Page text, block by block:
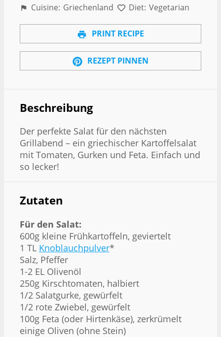
Cuisine: Griechenland Diet: Vegetarian
PRINT RECIPE
REZEPT PINNEN
Beschreibung
Der perfekte Salat für den nächsten
Grillabend – ein griechischer Kartoffelsalat
mit Tomaten, Gurken und Feta. Einfach und
so lecker!
Zutaten
Für den Salat:
600g kleine Frühkartoffeln, geviertelt
1 TL Knoblauchpulver*
Salz, Pfeffer
1-2 EL Olivenöl
250g Kirschtomaten, halbiert
1/2 Salatgurke, gewürfelt
1/2 rote Zwiebel, gewürfelt
100g Feta (oder Hirtenkäse), zerkrümelt
einige Oliven (ohne Stein)